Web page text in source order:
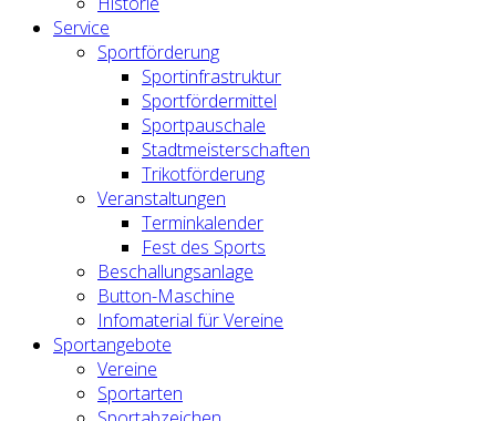
Service
Sportförderung
Sportinfrastruktur
Sportfördermittel
Sportpauschale
Stadtmeisterschaften
Trikotförderung
Veranstaltungen
Terminkalender
Fest des Sports
Beschallungsanlage
Button-Maschine
Infomaterial für Vereine
Sportangebote
Vereine
Sportarten